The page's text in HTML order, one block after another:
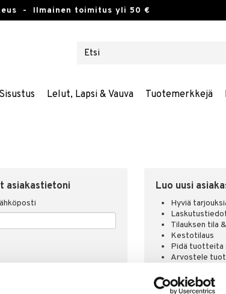
- Ilmainen toimitus yli 50 €
Lelut, Lapsi & Vauva Tuotemerkkejä
asiakastietoni Luo uusi
Hyviä
Tilauksen tila
Kestotilaus
Pidä tuotteita
Arvostele